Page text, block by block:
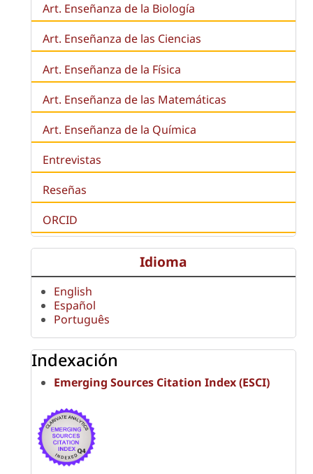
Art. Enseñanza de la Biología
Art. Enseñanza de las Ciencias
Art. Enseñanza de la Física
Art. Enseñanza de las Matemáticas
Art. Enseñanza de la Química
Entrevistas
Reseñas
ORCID
Idioma
English
Español
Português
Indexación
Emerging Sources Citation Index (ESCI)